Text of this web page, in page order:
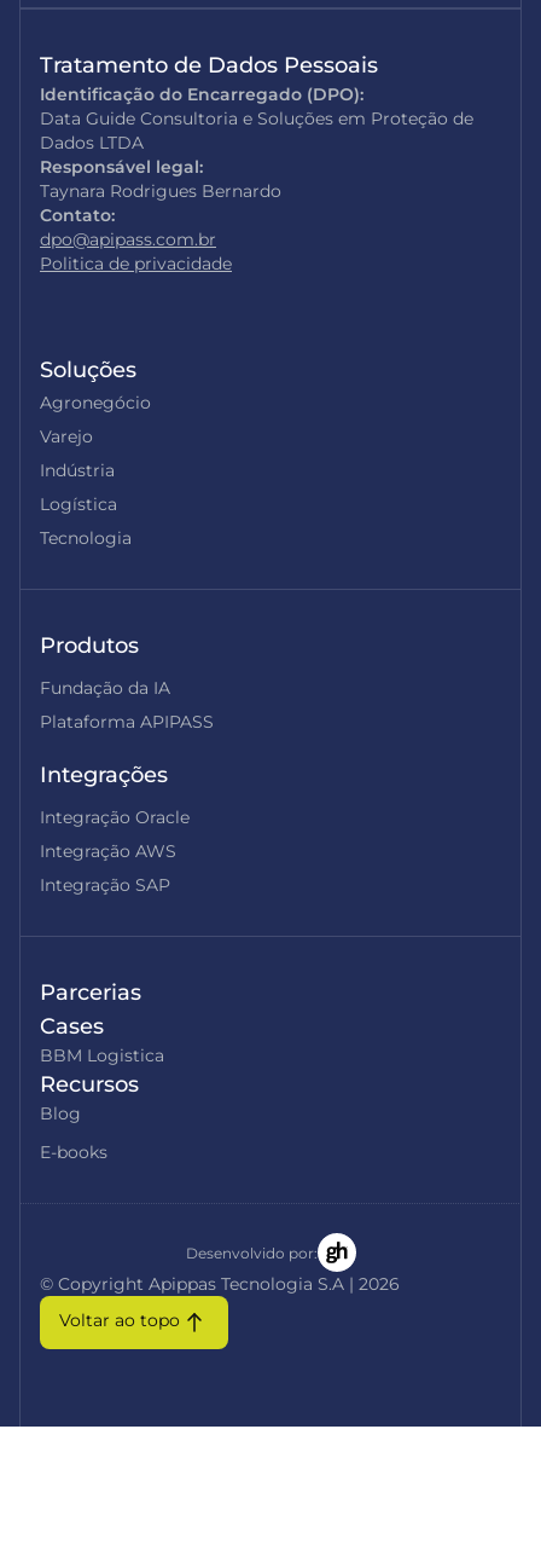
Soluções
Agronegócio
Varejo
Indústria
Logística
Tecnologia
Produtos
Fundação da IA
Plataforma APIPASS
Integrações
Integração Oracle
Integração AWS
Integração SAP
Parcerias
Cases
BBM Logistica
Recursos
Blog
E-books
Tratamento de Dados Pessoais
Identificação do Encarregado (DPO):
Data Guide Consultoria e Soluções em Proteção de
Dados LTDA
Responsável legal:
Taynara Rodrigues Bernardo
Contato:
dpo@apipass.com.br
Politica de privacidade
Desenvolvido por:
© Copyright Apippas Tecnologia S.A | 2026
Voltar ao topo